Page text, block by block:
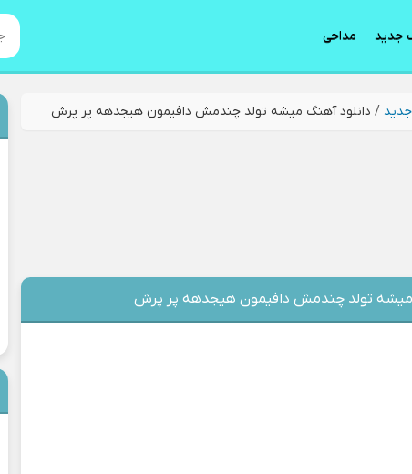
جدید مداحی
/ دانلود آهنگ میشه تولد چندمش دافیمون هیجدهه پر پرش
میشه تولد چندمش دافیمون هیجدهه پر پرش